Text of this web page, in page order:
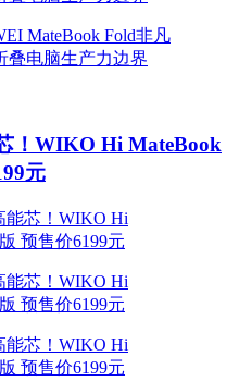
！WIKO Hi MateBook
元